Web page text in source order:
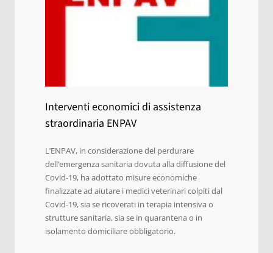
Interventi economici di assistenza
straordinaria ENPAV
L’ENPAV, in considerazione del perdurare
dell’emergenza sanitaria dovuta alla diffusione del
Covid-19, ha adottato misure economiche
finalizzate ad aiutare i medici veterinari colpiti dal
Covid-19, sia se ricoverati in terapia intensiva o
strutture sanitaria, sia se in quarantena o in
isolamento domiciliare obbligatorio.